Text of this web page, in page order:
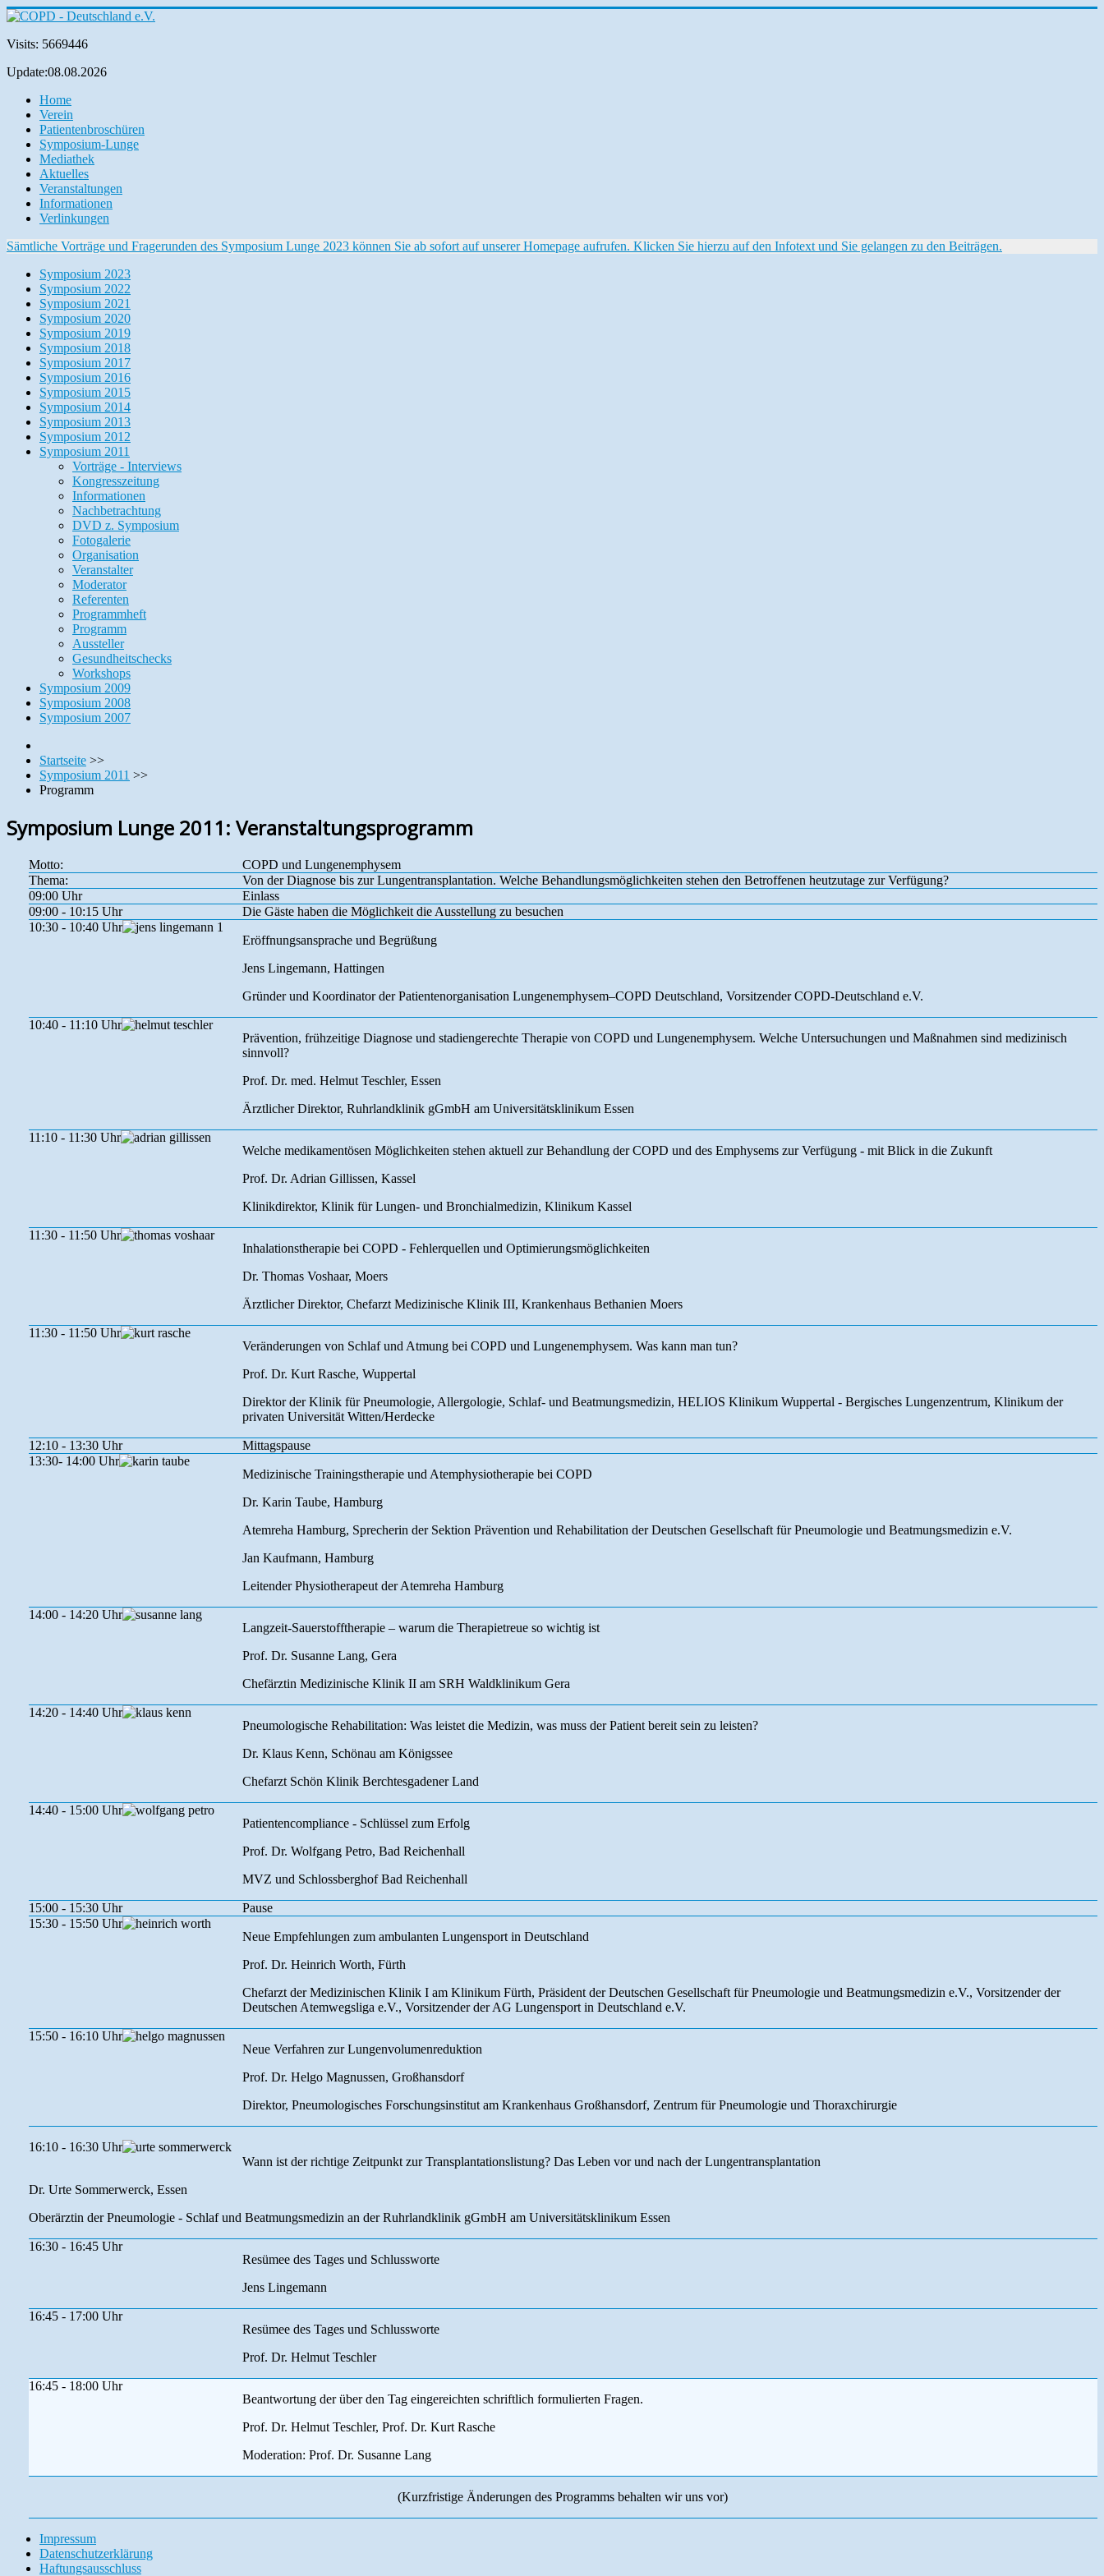
Visits: 5669446
Update:08.08.2026
Home
Verein
Patientenbroschüren
Symposium-Lunge
Mediathek
Aktuelles
Veranstaltungen
Informationen
Verlinkungen
Sämtliche Vorträge und Fragerunden des Symposium Lunge 2023 können Sie ab sofort auf unserer Homepage aufrufen. Klicken Sie hierzu auf den Infotext und Sie gelangen zu den Beiträgen.
Symposium 2023
Symposium 2022
Symposium 2021
Symposium 2020
Symposium 2019
Symposium 2018
Symposium 2017
Symposium 2016
Symposium 2015
Symposium 2014
Symposium 2013
Symposium 2012
Symposium 2011
Vorträge - Interviews
Kongresszeitung
Informationen
Nachbetrachtung
DVD z. Symposium
Fotogalerie
Organisation
Veranstalter
Moderator
Referenten
Programmheft
Programm
Aussteller
Gesundheitschecks
Workshops
Symposium 2009
Symposium 2008
Symposium 2007
Startseite >>
Symposium 2011 >>
Programm
Symposium Lunge 2011: Veranstaltungsprogramm
Motto:
COPD und Lungenemphysem
Thema:
Von der Diagnose bis zur Lungentransplantation. Welche Behandlungsmöglichkeiten stehen den Betroffenen heutzutage zur Verfügung?
09:00 Uhr
Einlass
09:00 - 10:15 Uhr
Die Gäste haben die Möglichkeit die Ausstellung zu besuchen
10:30 - 10:40 Uhr
Eröffnungsansprache und Begrüßung
Jens Lingemann, Hattingen
Gründer und Koordinator der Patientenorganisation Lungenemphysem–COPD Deutschland, Vorsitzender COPD-Deutschland e.V.
10:40 - 11:10 Uhr
Prävention, frühzeitige Diagnose und stadiengerechte Therapie von COPD und Lungenemphysem. Welche Untersuchungen und Maßnahmen sind medizinisch
sinnvoll?
Prof. Dr. med. Helmut Teschler, Essen
Ärztlicher Direktor, Ruhrlandklinik gGmbH am Universitätsklinikum Essen
11:10 - 11:30 Uhr
Welche medikamentösen Möglichkeiten stehen aktuell zur Behandlung der COPD und des Emphysems zur Verfügung - mit Blick in die Zukunft
Prof. Dr. Adrian Gillissen, Kassel
Klinikdirektor, Klinik für Lungen- und Bronchialmedizin, Klinikum Kassel
11:30 - 11:50 Uhr
Inhalationstherapie bei COPD - Fehlerquellen und Optimierungsmöglichkeiten
Dr. Thomas Voshaar, Moers
Ärztlicher Direktor, Chefarzt Medizinische Klinik III, Krankenhaus Bethanien Moers
11:30 - 11:50 Uhr
Veränderungen von Schlaf und Atmung bei COPD und Lungenemphysem. Was kann man tun?
Prof. Dr. Kurt Rasche, Wuppertal
Direktor der Klinik für Pneumologie, Allergologie, Schlaf- und Beatmungsmedizin, HELIOS Klinikum Wuppertal - Bergisches Lungenzentrum, Klinikum der
privaten Universität Witten/Herdecke
12:10 - 13:30 Uhr
Mittagspause
13:30- 14:00 Uhr
Medizinische Trainingstherapie und Atemphysiotherapie bei COPD
Dr. Karin Taube, Hamburg
Atemreha Hamburg, Sprecherin der Sektion Prävention und Rehabilitation der Deutschen Gesellschaft für Pneumologie und Beatmungsmedizin e.V.
Jan Kaufmann, Hamburg
Leitender Physiotherapeut der Atemreha Hamburg
14:00 - 14:20 Uhr
Langzeit-Sauerstofftherapie – warum die Therapietreue so wichtig ist
Prof. Dr. Susanne Lang, Gera
Chefärztin Medizinische Klinik II am SRH Waldklinikum Gera
14:20 - 14:40 Uhr
Pneumologische Rehabilitation: Was leistet die Medizin, was muss der Patient bereit sein zu leisten?
Dr. Klaus Kenn, Schönau am Königssee
Chefarzt Schön Klinik Berchtesgadener Land
14:40 - 15:00 Uhr
Patientencompliance - Schlüssel zum Erfolg
Prof. Dr. Wolfgang Petro, Bad Reichenhall
MVZ und Schlossberghof Bad Reichenhall
15:00 - 15:30 Uhr
Pause
15:30 - 15:50 Uhr
Neue Empfehlungen zum ambulanten Lungensport in Deutschland
Prof. Dr. Heinrich Worth, Fürth
Chefarzt der Medizinischen Klinik I am Klinikum Fürth, Präsident der Deutschen Gesellschaft für Pneumologie und Beatmungsmedizin e.V., Vorsitzender der
Deutschen Atemwegsliga e.V., Vorsitzender der AG Lungensport in Deutschland e.V.
15:50 - 16:10 Uhr
Neue Verfahren zur Lungenvolumenreduktion
Prof. Dr. Helgo Magnussen, Großhansdorf
Direktor, Pneumologisches Forschungsinstitut am Krankenhaus Großhansdorf, Zentrum für Pneumologie und Thoraxchirurgie
16:10 - 16:30 Uhr
Wann ist der richtige Zeitpunkt zur Transplantationslistung? Das Leben vor und nach der Lungentransplantation
Dr. Urte Sommerwerck, Essen
Oberärztin der Pneumologie - Schlaf und Beatmungsmedizin an der Ruhrlandklinik gGmbH am Universitätsklinikum Essen
16:30 - 16:45 Uhr
Resümee des Tages und Schlussworte
Jens Lingemann
16:45 - 17:00 Uhr
Resümee des Tages und Schlussworte
Prof. Dr. Helmut Teschler
16:45 - 18:00 Uhr
Beantwortung der über den Tag eingereichten schriftlich formulierten Fragen.
Prof. Dr. Helmut Teschler, Prof. Dr. Kurt Rasche
Moderation: Prof. Dr. Susanne Lang
(Kurzfristige Änderungen des Programms behalten wir uns vor)
Impressum
Datenschutzerklärung
Haftungsausschluss